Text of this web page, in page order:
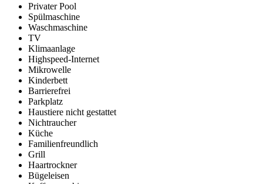
Privater Pool
Spülmaschine
Waschmaschine
TV
Klimaanlage
Highspeed-Internet
Mikrowelle
Kinderbett
Barrierefrei
Parkplatz
Haustiere nicht gestattet
Nichtraucher
Küche
Familienfreundlich
Grill
Haartrockner
Bügeleisen